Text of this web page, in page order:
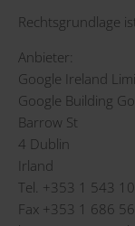
Rechtsgrundlage
Anbieter:
Google Ireland
Google Building
Barrow St
4 Dublin
Irland
Tel. +353 1 543
Fax +353 1 686